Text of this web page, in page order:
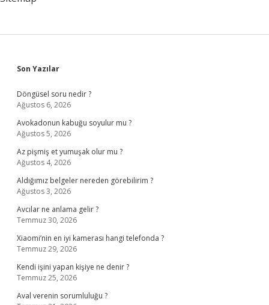
Sidebar
Son Yazılar
Döngüsel soru nedir ?
Ağustos 6, 2026
Avokadonun kabuğu soyulur mu ?
Ağustos 5, 2026
Az pişmiş et yumuşak olur mu ?
Ağustos 4, 2026
Aldığımız belgeler nereden görebilirim ?
Ağustos 3, 2026
Avcılar ne anlama gelir ?
Temmuz 30, 2026
Xiaomi’nin en iyi kamerası hangi telefonda ?
Temmuz 29, 2026
Kendi işini yapan kişiye ne denir ?
Temmuz 25, 2026
Aval verenin sorumluluğu ?